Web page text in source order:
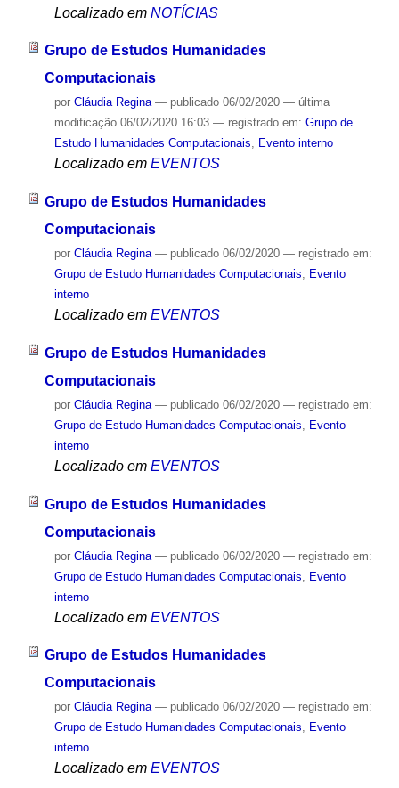
Localizado em NOTÍCIAS
Grupo de Estudos Humanidades
Computacionais
por Cláudia Regina — publicado06/02/2020 — última
modificação06/02/2020 16:03 — registrado em: Grupo de
Estudo Humanidades Computacionais, Evento interno
Localizado em EVENTOS
Grupo de Estudos Humanidades
Computacionais
por Cláudia Regina — publicado06/02/2020 — registrado em:
Grupo de Estudo Humanidades Computacionais, Evento
interno
Localizado em EVENTOS
Grupo de Estudos Humanidades
Computacionais
por Cláudia Regina — publicado06/02/2020 — registrado em:
Grupo de Estudo Humanidades Computacionais
Evento
interno
Localizado em EVENTOS
Grupo de Estudos Humanidades
Computacionais
por Cláudia Regina — publicado06/02/2020 — registrado em:
Grupo de Estudo Humanidades Computacionais
Evento
interno
Localizado em EVENTOS
Grupo de Estudos Humanidades
Computacionais
por Cláudia Regina — publicado06/02/2020 — registrado em:
Grupo de Estudo Humanidades Computacionais, Evento
interno
Localizado em EVENTOS